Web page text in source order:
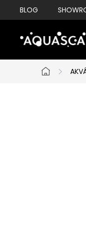
Přejít
na
BLOG
Domů